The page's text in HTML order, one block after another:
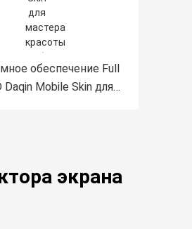
обеспечение Full
Daqin Mobile Skin для
экрана